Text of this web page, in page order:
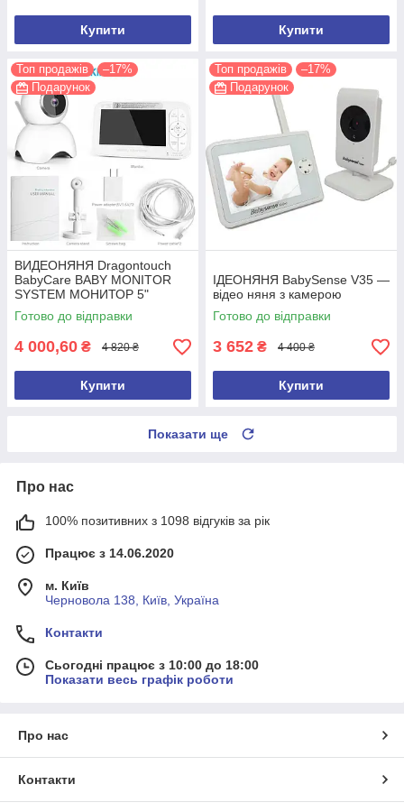
Купити Купити
Топ продажів
–17%
Подарунок
ВИДЕОНЯНЯ Dragontouch
BabyCare BABY MONITOR
SYSTEM МОНИТОР 5"
Готово до відправки
4 000,60 ₴ 4 820 ₴
Купити
Топ продажів
–17%
Подарунок
ІДЕОНЯНЯ BabySense V35 —
відео няня з камерою
Готово до відправки
3 652 ₴ 4 400 ₴
Купити
Показати ще
Про нас
100% позитивних з 1098 відгуків за рік
Працює з 14.06.2020
м. Київ
Черновола 138, Київ, Україна
Контакти
Сьогодні працює з 10:00 до 18:00
Показати весь графік роботи
Про нас
Контакти